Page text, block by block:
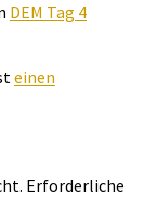
DEM Tag 4
einen
Erforderliche